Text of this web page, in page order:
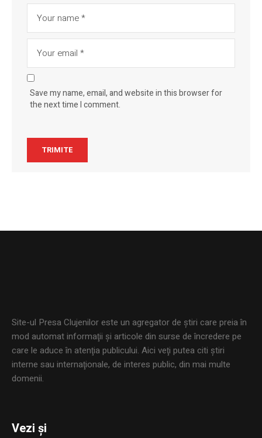
Save my name, email, and website in this browser for
the next time I comment.
Site-ul Presa Clujenilor este un agregator de ştiri care preia în
mod automat informaţii şi articole din surse de încredere pe
care le aduce în atenţia publicului. Aici veţi putea citi ştiri
interne sau internaţionale, de interes public, din mai multe
domenii.
Vezi și